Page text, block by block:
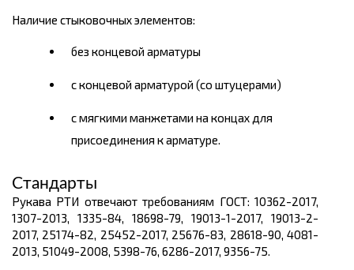
Наличие стыковочных элементов:
без концевой арматуры
с концевой арматурой (со штуцерами)
с мягкими манжетами на концах для
присоединения к арматуре.
Стандарты
Рукава РТИ отвечают требованиям ГОСТ: 10362-2017,
1307-2013, 1335-84, 18698-79, 19013-1-2017, 19013-2-
2017, 25174-82, 25452-2017, 25676-83, 28618-90, 4081-
2013, 51049-2008, 5398-76, 6286-2017, 9356-75.